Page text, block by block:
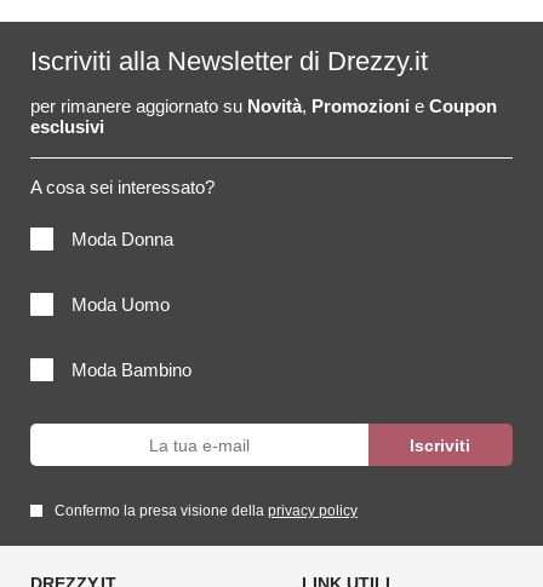
Iscriviti alla Newsletter di Drezzy.it
per rimanere aggiornato su Novità, Promozioni e Coupon
esclusivi
A cosa sei interessato?
Moda Donna
Moda Uomo
Moda Bambino
Confermo la presa visione della privacy policy